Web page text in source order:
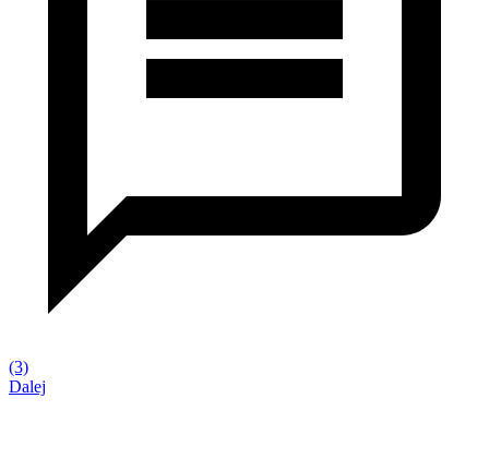
(3)
Dalej